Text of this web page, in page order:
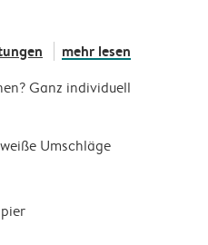
mehr lesen
Ganz individuell
Umschläge